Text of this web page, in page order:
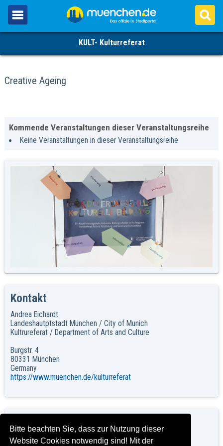
Bitte beachten Sie, dass zur Nutzung dieser
Website Cookies notwendig sind! Mit der
KULT- Kulturreferat
Creative Ageing
Kommende Veranstaltungen dieser Veranstaltungsreihe
Keine Veranstaltungen in dieser Veranstaltungsreihe
Kontakt
Andrea Eichardt
Landeshautptstadt München / City of Munich
Kultrureferat / Department of Arts and Culture
Burgstr. 4
80331 München
Germany
https://www.muenchen.de/kulturreferat
Kulturreferates